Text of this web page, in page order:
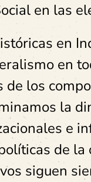
en las
en
en
de los
la
e
de
siguen